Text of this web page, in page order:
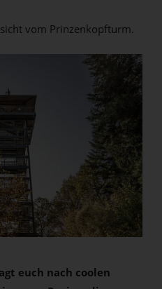
vom Prinzenkopfturm.
euch nach coolen